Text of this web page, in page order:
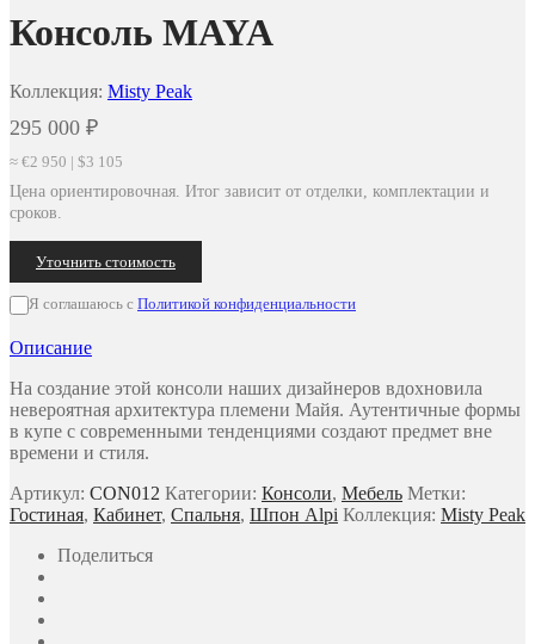
Консоль MAYA
Коллекция: Misty Peak
295 000 ₽
≈ €2 950 | $3 105
Цена ориентировочная. Итог зависит от отделки, комплектации и
сроков.
Уточнить стоимость
Я соглашаюсь с Политикой конфиденциальности
Описание
На создание этой консоли наших дизайнеров вдохновила
невероятная архитектура племени Майя. Аутентичные формы
в купе с современными тенденциями создают предмет вне
времени и стиля.
Артикул: CON012 Категории: Консоли, Мебель Метки:
Гостиная, Кабинет, Спальня, Шпон Alpi Коллекция: Misty Peak
Поделиться